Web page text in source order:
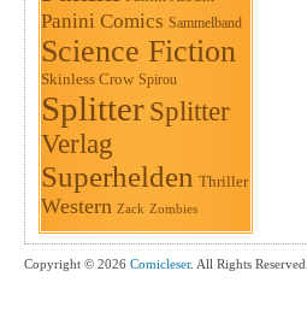
Panini Comics Sammelband
Science Fiction
Skinless Crow Spirou
Splitter Splitter
Verlag
Superhelden Thriller
Western Zack Zombies
Copyright © 2026 Comicleser. All Rights Reserved.